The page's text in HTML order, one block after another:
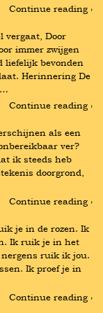
Continue reading ›
vergaat, Door
immer zwijgen
liefelijk bevonden
Herinnering De
…
Continue reading ›
als een
ver?
ik steeds heb
doorgrond,
Continue reading ›
je in de rozen. Ik
Ik ruik je in het
ruik ik jou.
Ik proef je in
Continue reading ›